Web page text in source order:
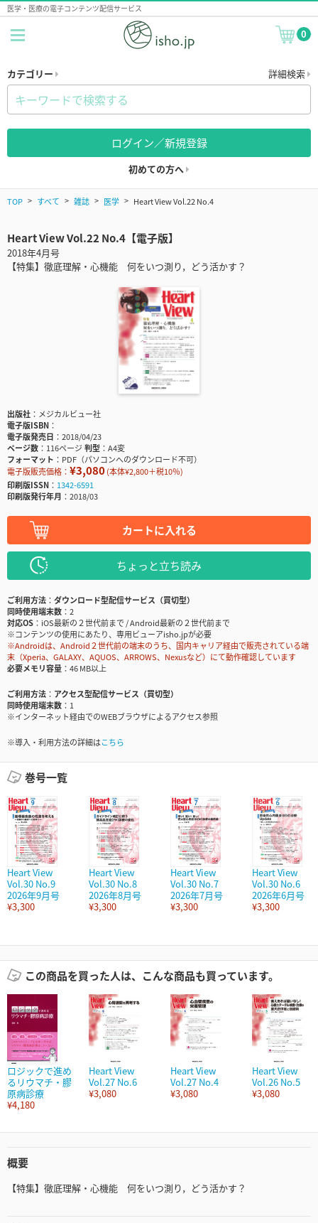
医学・医療の電子コンテンツ配信サービス
0
カテゴリー 詳細検索
ログイン／新規登録
初めての方へ
TOP すべて 雑誌 医学 Heart View Vol.22 No.4
Heart View Vol.22 No.4【電子版】
2018年4月号
【特集】徹底理解・心機能 何をいつ測り，どう活かす？
出版社
メジカルビュー社
電子版ISBN
電子版発売日
2018/04/23
ページ数
116ページ判型
A4変
フォーマット
PDF（パソコンへのダウンロード不可）
電子版販売価格： ¥3,080(本体¥2,800＋税10％)
印刷版ISSN
1342-6591
印刷版発行年月
2018/03
カートに入れる
ちょっと立ち読み
ご利用方法
ダウンロード型配信サービス（買切型）
同時使用端末数
2
対応OS
iOS最新の２世代前まで / Android最新の２世代前まで
※コンテンツの使用にあたり、専用ビューアisho.jpが必要
※Androidは、Android２世代前の端末のうち、国内キャリア経由で販売されている端
末（Xperia、GALAXY、AQUOS、ARROWS、Nexusなど）にて動作確認しています
必要メモリ容量
46 MB以上
ご利用方法
アクセス型配信サービス（買切型）
同時使用端末数
1
※インターネット経由でのWEBブラウザによるアクセス参照
※導入・利用方法の詳細はこちら
巻号一覧
Heart View
Vol.30 No.9
2026年9月号
¥3,300
Heart View
Vol.30 No.8
2026年8月号
¥3,300
Heart View
Vol.30 No.7
2026年7月号
¥3,300
Heart View
Vol.30 No.6
2026年6月号
¥3,300
この商品を買った人は、こんな商品も買っています。
ロジックで進め
るリウマチ・膠
原病診療
¥4,180
Heart View
Vol.27 No.6
¥3,080
Heart View
Vol.27 No.4
¥3,080
Heart View
Vol.26 No.5
¥3,080
概要
【特集】徹底理解・心機能 何をいつ測り，どう活かす？